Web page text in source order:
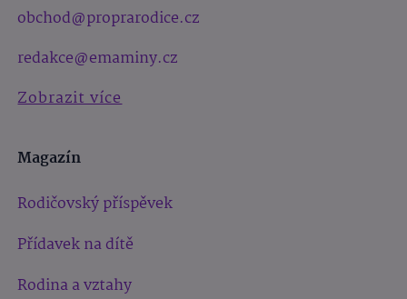
obchod@proprarodice.cz
redakce@emaminy.cz
Zobrazit více
Magazín
Rodičovský příspěvek
Přídavek na dítě
Rodina a vztahy